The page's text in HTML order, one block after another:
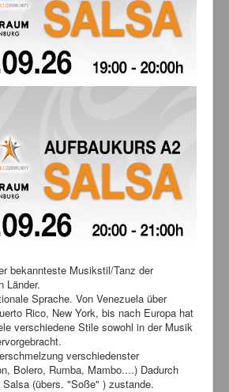
bekannteste Musikstil/Tanz der
Länder.
Sprache. Von Venezuela über
Rico, New York, bis nach Europa hat
verschiedene Stile sowohl in der Musik
verschiedenster
Bolero, Rumba, Mambo....) Dadurch
(übers. "Soße" ) zustande.